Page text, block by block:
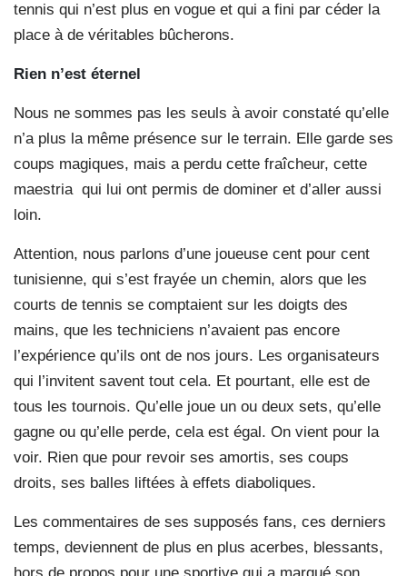
tennis qui n’est plus en vogue et qui a fini par céder la
place à de véritables bûcherons.
Rien n’est éternel
Nous ne sommes pas les seuls à avoir constaté qu’elle
n’a plus la même présence sur le terrain. Elle garde ses
coups magiques, mais a perdu cette fraîcheur, cette
maestria qui lui ont permis de dominer et d’aller aussi
loin.
Attention, nous parlons d’une joueuse cent pour cent
tunisienne, qui s’est frayée un chemin, alors que les
courts de tennis se comptaient sur les doigts des
mains, que les techniciens n’avaient pas encore
l’expérience qu’ils ont de nos jours. Les organisateurs
qui l’invitent savent tout cela. Et pourtant, elle est de
tous les tournois. Qu’elle joue un ou deux sets, qu’elle
gagne ou qu’elle perde, cela est égal. On vient pour la
voir. Rien que pour revoir ses amortis, ses coups
droits, ses balles liftées à effets diaboliques.
Les commentaires de ses supposés fans, ces derniers
temps, deviennent de plus en plus acerbes, blessants,